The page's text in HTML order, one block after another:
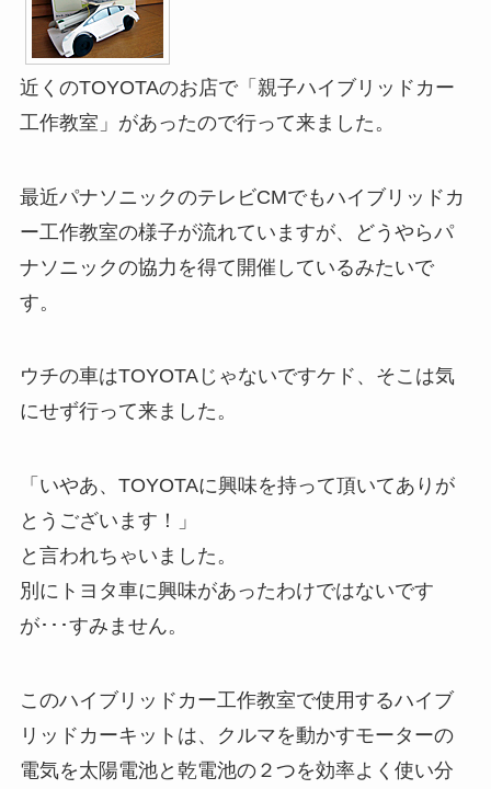
近くのTOYOTAのお店で「親子ハイブリッドカー
工作教室」があったので行って来ました。
最近パナソニックのテレビCMでもハイブリッドカ
ー工作教室の様子が流れていますが、どうやらパ
ナソニックの協力を得て開催しているみたいで
す。
ウチの車はTOYOTAじゃないですケド、そこは気
にせず行って来ました。
「いやあ、TOYOTAに興味を持って頂いてありが
とうございます！」
と言われちゃいました。
別にトヨタ車に興味があったわけではないです
が･･･すみません。
このハイブリッドカー工作教室で使用するハイブ
リッドカーキットは、クルマを動かすモーターの
電気を太陽電池と乾電池の２つを効率よく使い分